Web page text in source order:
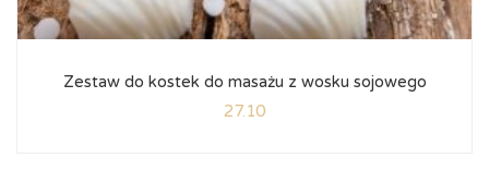
Zestaw do kostek do masażu z wosku sojowego
27.10